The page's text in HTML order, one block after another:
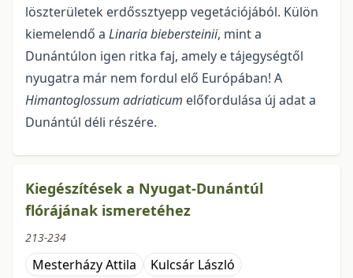
löszterületek erdős­sztyepp vegetációjából. Külön
kiemelendő a Linaria biebersteinii, mint a
Dunántúlon igen ritka faj, amely e tájegységtől
nyugatra már nem fordul elő Európában! A
Himantoglossum adriaticum előfordu­lása új adat a
Dunántúl déli részére.
Kiegészítések a Nyugat-Dunántúl
flórájának ismeretéhez
213-234
Mesterházy Attila Kulcsár László